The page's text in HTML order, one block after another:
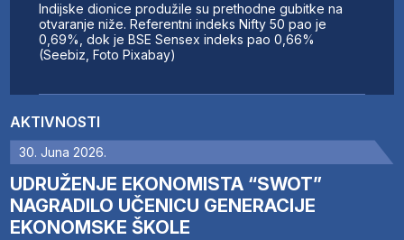
AKTIVNOSTI
30. Juna 2026.
UDRUŽENJE EKONOMISTA “SWOT”
NAGRADILO UČENICU GENERACIJE
EKONOMSKE ŠKOLE
Indijske dionice produžile su prethodne gubitke na
otvaranje niže. Referentni indeks Nifty 50 pao je
0,69%, dok je BSE Sensex indeks pao 0,66%
(Seebiz, Foto Pixabay)